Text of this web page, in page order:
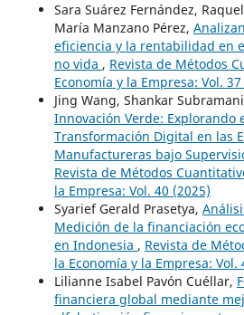
Sara Suárez Fernández,
María Manzano Pérez,
eficiencia y la rentabilidad en
no vida , Revista de Métodos
Economía y la Empresa: Vol.
Jing Wang, Shankar
Innovación Verde: Explorando
Transformación Digital en las
Manufactureras bajo
Revista de Métodos
la Empresa: Vol. 40 (2025)
Syarief Gerald Prasetya,
Medición de la financiación
en Indonesia , Revista de
la Economía y la Empresa: Vol.
Lilianne Isabel Pavón Cuéllar,
financiera global mediante